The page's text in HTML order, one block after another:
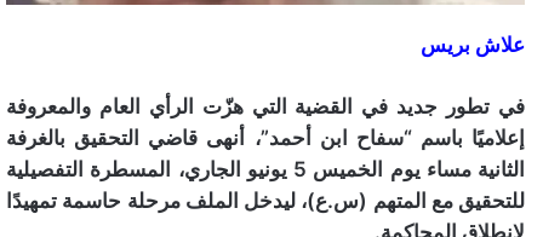
علاش بريس
في تطور جديد في القضية التي هزّت الرأي العام والمعروفة
إعلاميًا باسم “سفاح ابن أحمد”، أنهى قاضي التحقيق بالغرفة
الثانية مساء يوم الخميس 5 يونيو الجاري، المسطرة التفصيلية
للتحقيق مع المتهم (س.ع)، ليدخل الملف مرحلة حاسمة تمهيدًا
لانطلاق المحاكمة.